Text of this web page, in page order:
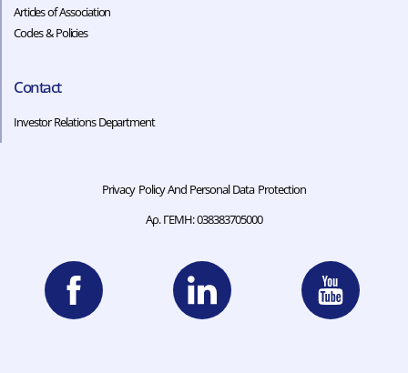
Articles of Association
Codes & Policies​​
Contact
Investor Relations Department
Privacy Policy And Personal Data Protection
Αρ. ΓΕΜΗ: 038383705000